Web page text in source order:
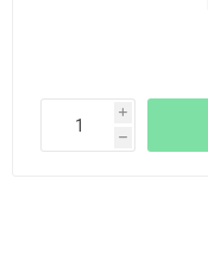
i
h